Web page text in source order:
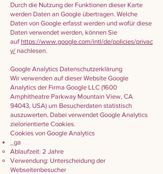
Durch die Nutzung der Funktionen dieser Karte
werden Daten an Google übertragen. Welche
Daten von Google erfasst werden und wofür diese
Daten verwendet werden, können Sie
auf https://www.google.com/intl/de/policies/privac
y/ nachlesen.
Google Analytics Datenschutzerklärung
Wir verwenden auf dieser Website Google
Analytics der Firma Google LLC (1600
Amphitheatre Parkway Mountain View, CA
94043, USA) um Besucherdaten statistisch
auszuwerten. Dabei verwendet Google Analytics
zielorientierte Cookies.
Cookies von Google Analytics
_ga
Ablaufzeit: 2 Jahre
Verwendung: Unterscheidung der
Webseitenbesucher